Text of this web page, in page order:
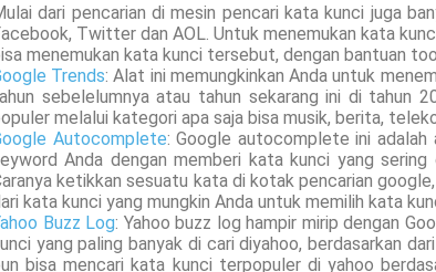
dari pencarian di mesin pencari kata kunci juga
Twitter dan AOL. Untuk menemukan kata
menemukan kata kunci tersebut, dengan bantuan
Trends: Alat ini memungkinkan Anda untuk
sebelelumnya atau tahun sekarang ini di tahun
melalui kategori apa saja bisa musik, berita,
Autocomplete: Google autocomplete ini
Anda dengan memberi kata kunci yang
ketikkan sesuatu kata di kotak pencarian
kata kunci yang mungkin Anda untuk memilih kata
Buzz Log: Yahoo buzz log hampir mirip dengan
yang paling banyak di cari diyahoo, berdasarkan
bisa mencari kata kunci terpopuler di yahoo